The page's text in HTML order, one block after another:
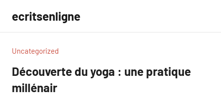
contenu
ecritsenligne
Uncategorized
Découverte du yoga : une pratique
millénair